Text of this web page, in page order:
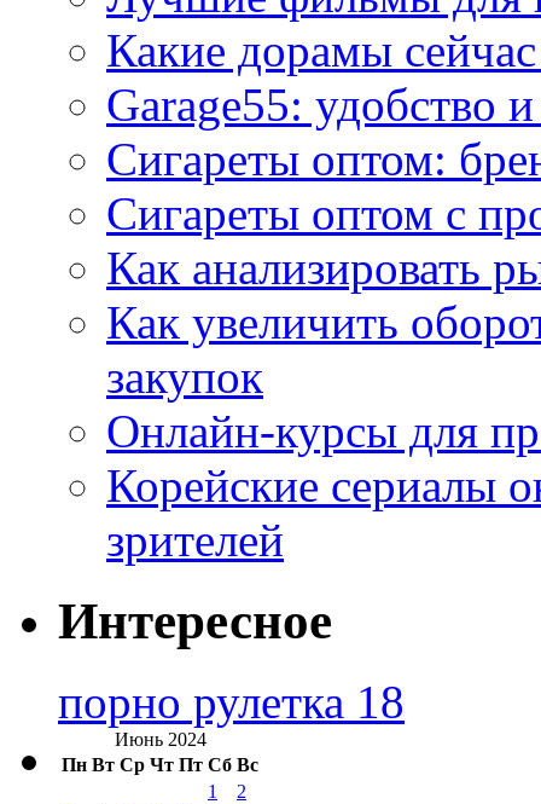
Какие дорамы
Garage55: удобство
Сигареты оптом:
Сигареты оптом с
Как анализировать
Как увеличить
закупок
Онлайн-курсы для
Корейские сериалы
зрителей
Интересное
порно рулетка 18
Июнь 2024
Пн Вт Ср Чт Пт Сб Вс
1
2